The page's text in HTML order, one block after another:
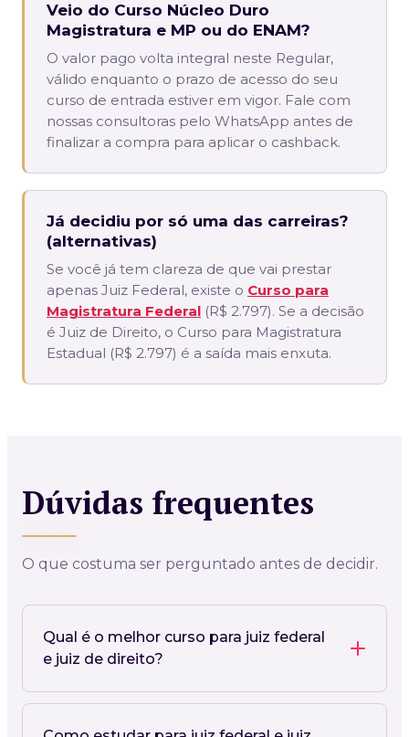
Veio do Curso Núcleo Duro
Magistratura e MP ou do ENAM?
O valor pago volta integral neste Regular,
válido enquanto o prazo de acesso do seu
curso de entrada estiver em vigor. Fale com
nossas consultoras pelo WhatsApp antes de
finalizar a compra para aplicar o cashback.
Já decidiu por só uma das carreiras?
(alternativas)
Se você já tem clareza de que vai prestar
apenas Juiz Federal, existe o Curso para
Magistratura Federal (R$ 2.797). Se a decisão
é Juiz de Direito, o Curso para Magistratura
Estadual (R$ 2.797) é a saída mais enxuta.
Dúvidas frequentes
O que costuma ser perguntado antes de decidir.
Qual é o melhor curso para juiz federal
e juiz de direito?